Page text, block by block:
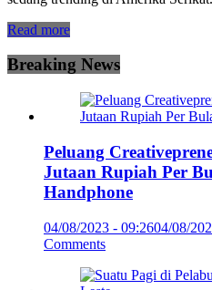
Read more
Breaking News
Peluang
Jutaan Rupiah Per
Handphone
04/08/2023 - 09:2604/08/
Comments